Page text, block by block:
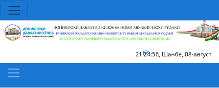
21:24:56, Шанбе, 08-август